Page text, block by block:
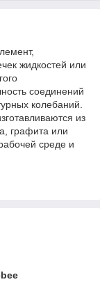
жидкостей или
соединений
колебаний.
из
графита или
среде и